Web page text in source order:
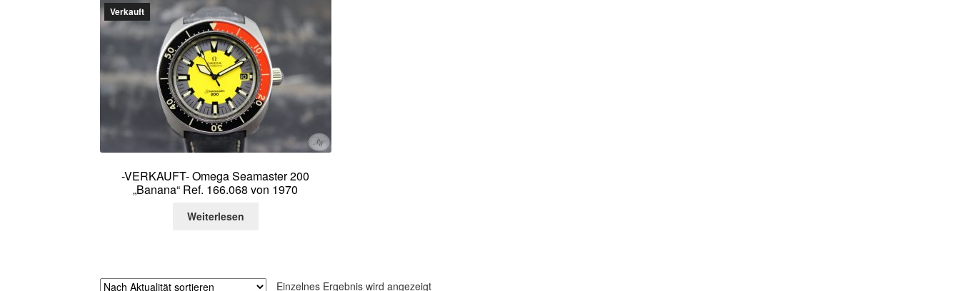
Verkauft
-VERKAUFT- Omega Seamaster 200
„Banana“ Ref. 166.068 von 1970
Weiterlesen
Einzelnes Ergebnis wird angezeigt